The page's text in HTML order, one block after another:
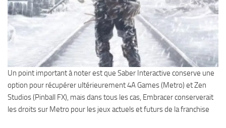
Un point important à noter est que Saber Interactive conserve une
option pour récupérer ultérieurement 4A Games (Metro) et Zen
Studios (Pinball FX), mais dans tous les cas, Embracer conserverait
les droits sur Metro pour les jeux actuels et futurs de la franchise